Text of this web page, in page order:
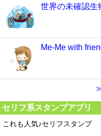
世界の未確認生
Me-Me with
≫
セリフ系スタンプアプリ
これも人気♪セリフスタンプ